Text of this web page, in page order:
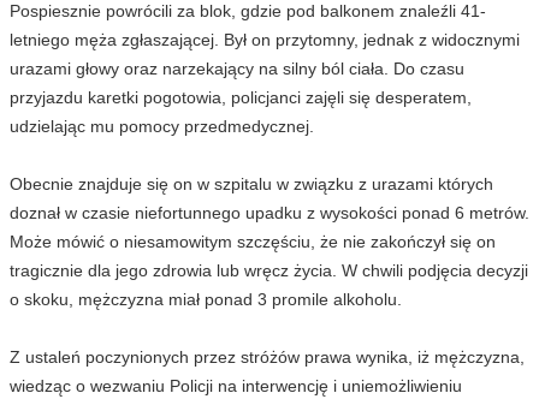
Pospiesznie powrócili za blok, gdzie pod balkonem znaleźli 41-
letniego męża zgłaszającej. Był on przytomny, jednak z widocznymi
urazami głowy oraz narzekający na silny ból ciała. Do czasu
przyjazdu karetki pogotowia, policjanci zajęli się desperatem,
udzielając mu pomocy przedmedycznej.
Obecnie znajduje się on w szpitalu w związku z urazami których
doznał w czasie niefortunnego upadku z wysokości ponad 6 metrów.
Może mówić o niesamowitym szczęściu, że nie zakończył się on
tragicznie dla jego zdrowia lub wręcz życia. W chwili podjęcia decyzji
o skoku, mężczyzna miał ponad 3 promile alkoholu.
Z ustaleń poczynionych przez stróżów prawa wynika, iż mężczyzna,
wiedząc o wezwaniu Policji na interwencję i uniemożliwieniu